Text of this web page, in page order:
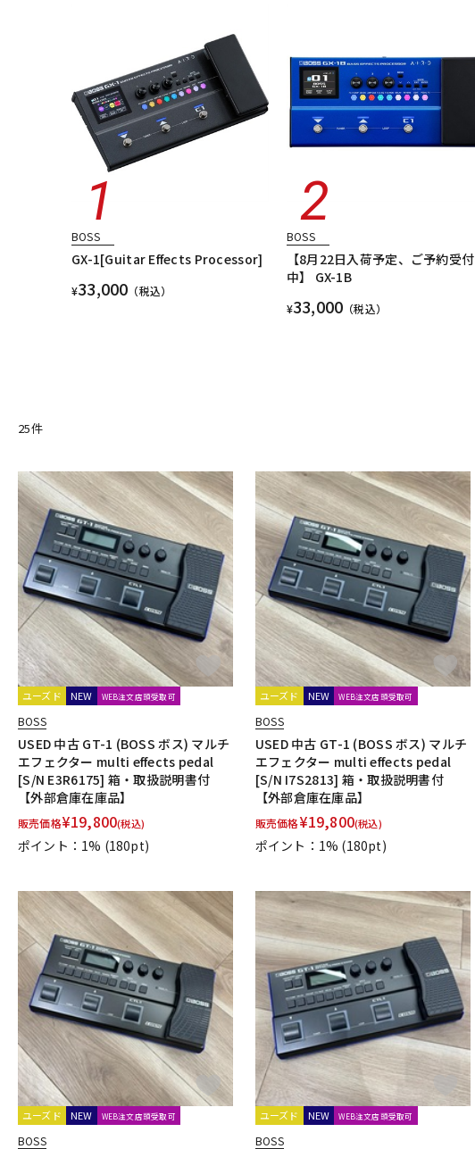
BOSS
GX-1[Guitar Effects Processor]
¥33,000 （税込）
BOSS
【8月22日入荷予定、ご予約受付
中】 GX-1B
¥33,000 （税込）
25件
ユーズド NEW WEB注文店頭受取可
BOSS
USED 中古 GT-1 (BOSS ボス) マルチ
エフェクター multi effects pedal
[S/N E3R6175] 箱・取扱説明書付
【外部倉庫在庫品】
販売価格¥19,800(税込)
ポイント：1% (180pt)
ユーズド NEW WEB注文店頭受取可
BOSS
USED 中古 GT-1 (BOSS ボス) マルチ
エフェクター multi effects pedal
[S/N I7S2813] 箱・取扱説明書付
【外部倉庫在庫品】
販売価格¥19,800(税込)
ポイント：1% (180pt)
ユーズド NEW WEB注文店頭受取可
BOSS
ユーズド NEW WEB注文店頭受取可
BOSS